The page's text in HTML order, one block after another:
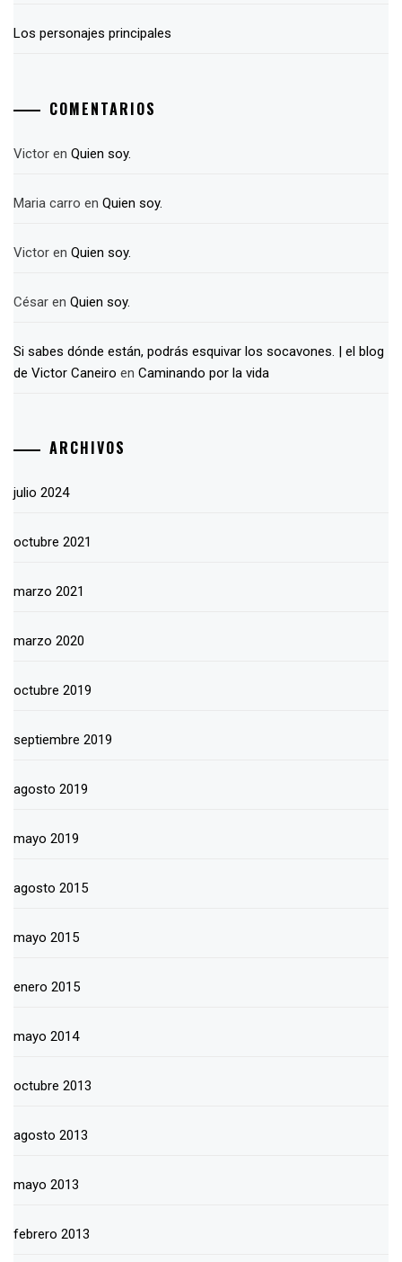
Los personajes principales
COMENTARIOS
Victor en Quien soy.
Maria carro en Quien soy.
Victor en Quien soy.
César en Quien soy.
Si sabes dónde están, podrás esquivar los socavones. | el blog
de Victor Caneiro en Caminando por la vida
ARCHIVOS
julio 2024
octubre 2021
marzo 2021
marzo 2020
octubre 2019
septiembre 2019
agosto 2019
mayo 2019
agosto 2015
mayo 2015
enero 2015
mayo 2014
octubre 2013
agosto 2013
mayo 2013
febrero 2013